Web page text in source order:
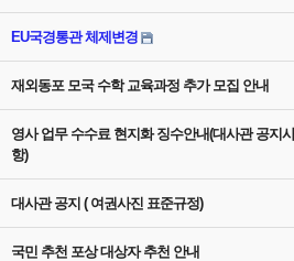
EU국경통관 체제변경
재외동포 모국 수학 교육과정 추가 모집 안내
영사 업무 수수료 현지화 징수안내(대사관 공지사
항)
대사관 공지 ( 여권사진 표준규정)
국민 추천 포상 대상자 추천 안내